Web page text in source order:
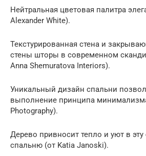
Нейтральная цветовая палитра
Alexander White).
Текстурированная стена и
стены шторы в современном
Anna Shemuratova Interiors).
Уникальный дизайн спальни
выполнение принципа
Photography).
Дерево привносит тепло и уют в
спальню (от Katia Janoski).